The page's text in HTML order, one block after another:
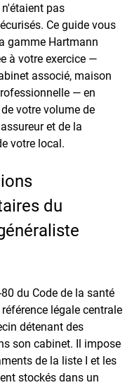
pas
Ce guide vous
gamme Hartmann
à votre exercice —
associé, maison
— en
votre volume de
et de la
votre local.
du
du Code de la santé
légale centrale
détenant des
son cabinet. Il impose
de la liste I et les
stockés dans un